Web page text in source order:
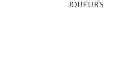
JOUEURS